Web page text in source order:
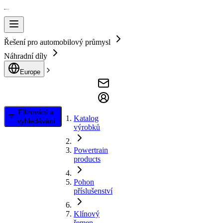
Řešení pro automobilový průmysl
Náhradní díly
Europe
Filtrování a
vyhledávání
Katalog
výrobků
Powertrain
products
Pohon
příslušenství
Klínový